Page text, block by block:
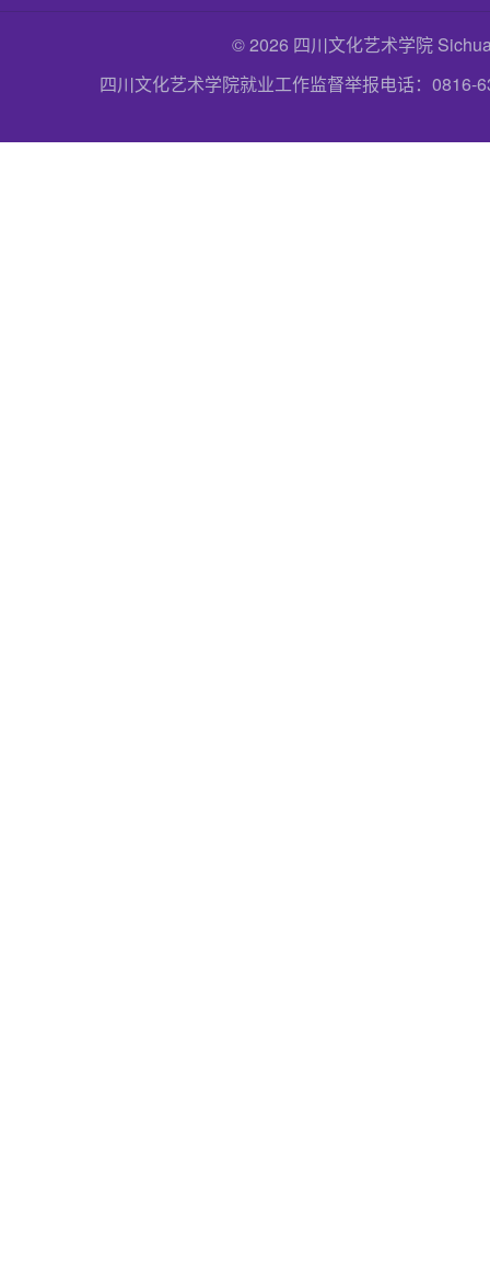
© 2026 四川文化艺术学院
四川文化艺术学院就业工作监督举报电话：